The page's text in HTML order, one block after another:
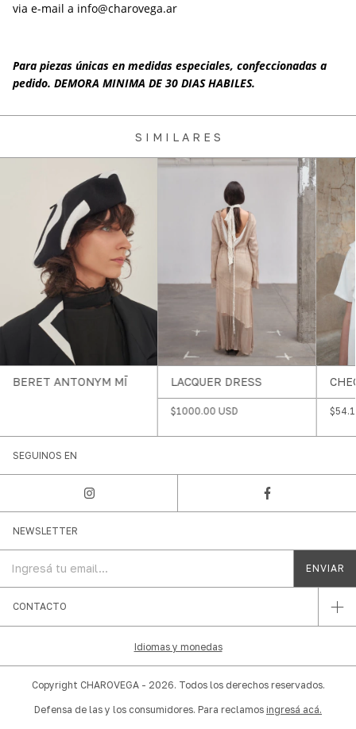
via e-mail a info@charovega.ar
Para piezas únicas en medidas especiales, confeccionadas a
pedido. DEMORA MINIMA DE 30 DIAS HABILES.
S I M I L A R E S
BERET ANTONYM MĪ LACQUER DRESS
$1000.00 USD
SEGUINOS EN
NEWSLETTER
CONTACTO
Idiomas y monedas
Copyright CHAROVEGA - 2026. Todos los derechos reservados.
Defensa de las y los consumidores. Para reclamos ingresá acá.